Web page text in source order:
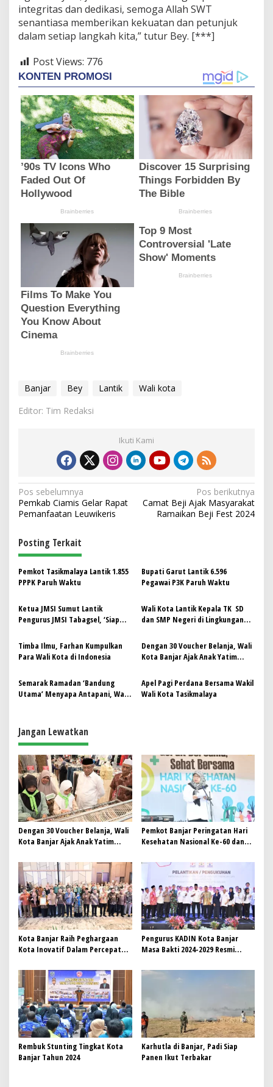
integritas dan dedikasi, semoga Allah SWT
senantiasa memberikan kekuatan dan petunjuk
dalam setiap langkah kita,” tutur Bey. [***]
Post Views: 776
Banjar Bey Lantik
Wali kota
Editor: Tim Redaksi
Ikuti Kami
N
a
i
g
a
i
o
s
Pos sebelumnya
Pemkab Ciamis Gelar Rapat
Pemanfaatan Leuwikeris
Pos berikutnya
Camat Beji Ajak Masyarakat
Ramaikan Beji Fest 2024
Posting Terkait
Pemkot Tasikmalaya Lantik 1.855
PPPK Paruh Waktu
‎Bupati Garut Lantik 6.596
Pegawai P3K Paruh Waktu
Ketua JMSI Sumut Lantik
Pengurus JMSI Tabagsel, ‘Siap
Pilar Informasi’
Wali Kota Lantik Kepala TK SD
dan SMP Negeri di Lingkungan
Tasikmalaya
Timba Ilmu, Farhan Kumpulkan
Para Wali Kota di Indonesia
Dengan 30 Voucher Belanja, Wali
Kota Banjar Ajak Anak Yatim
Semarak Ramadan ‘Bandung
Utama’ Menyapa Antapani, Wali
Apel Pagi Perdana Bersama Wakil
Wali Kota Tasikmalaya
Jangan Lewatkan
Dengan 30 Voucher Belanja, Wali
Kota Banjar Ajak Anak Yatim
Pemkot Banjar Peringatan Hari
Kesehatan Nasional Ke-60 dan
Tahun 2024
Kota Banjar Raih Peghargaan
Kota Inovatif Dalam Percepatan
Pengurus KADIN Kota Banjar
Masa Bakti 2024-2029 Resmi
Rembuk Stunting Tingkat Kota
Banjar Tahun 2024
Karhutla di Banjar, Padi Siap
Panen Ikut Terbakar